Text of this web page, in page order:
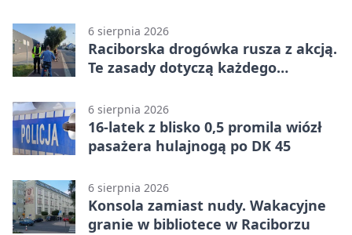
6 sierpnia 2026
Raciborska drogówka rusza z akcją.
Te zasady dotyczą każdego
6 sierpnia 2026
16-latek z blisko 0,5 promila wiózł
pasażera hulajnogą po DK 45
6 sierpnia 2026
Konsola zamiast nudy. Wakacyjne
granie w bibliotece w Raciborzu